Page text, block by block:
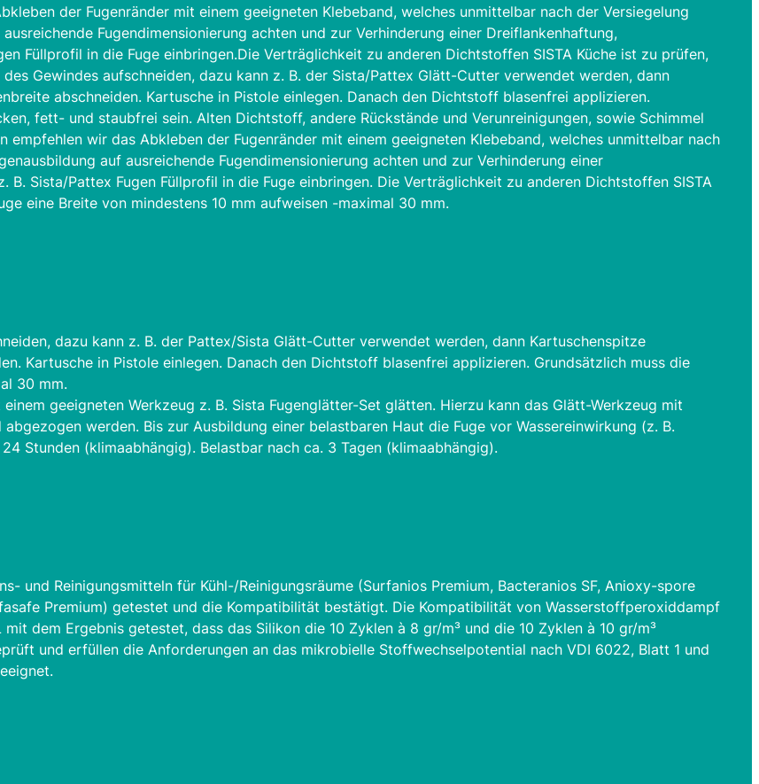
der Fugenränder mit einem geeigneten Klebeband, welches unmittelbar nach der Versiegelung
Fugendimensionierung achten und zur Verhinderung einer Dreiflankenhaftung,
Füllprofil in die Fuge einbringen.Die Verträglichkeit zu anderen Dichtstoffen SISTA Küche ist zu prüfen,
Gewindes aufschneiden, dazu kann z. B. der Sista/Pattex Glätt-Cutter verwendet werden, dann
abschneiden. Kartusche in Pistole einlegen. Danach den Dichtstoff blasenfrei applizieren.
fett- und staubfrei sein. Alten Dichtstoff, andere Rückstände und Verunreinigungen, sowie Schimmel
wir das Abkleben der Fugenränder mit einem geeigneten Klebeband, welches unmittelbar nach
auf ausreichende Fugendimensionierung achten und zur Verhinderung einer
Sista/Pattex Fugen Füllprofil in die Fuge einbringen. Die Verträglichkeit zu anderen Dichtstoffen SISTA
eine Breite von mindestens 10 mm aufweisen -maximal 30 mm.
dazu kann z. B. der Pattex/Sista Glätt-Cutter verwendet werden, dann Kartuschenspitze
Kartusche in Pistole einlegen. Danach den Dichtstoff blasenfrei applizieren. Grundsätzlich muss die
30 mm.
geeigneten Werkzeug z. B. Sista Fugenglätter-Set glätten. Hierzu kann das Glätt-Werkzeug mit
werden. Bis zur Ausbildung einer belastbaren Haut die Fuge vor Wassereinwirkung (z. B.
Stunden (klimaabhängig). Belastbar nach ca. 3 Tagen (klimaabhängig).
und Reinigungsmitteln für Kühl-/Reinigungsräume (Surfanios Premium, Bacteranios SF, Anioxy-spore
Premium) getestet und die Kompatibilität bestätigt. Die Kompatibilität von Wasserstoffperoxiddampf
mit dem Ergebnis getestet, dass das Silikon die 10 Zyklen à 8 gr/m³ und die 10 Zyklen à 10 gr/m³
und erfüllen die Anforderungen an das mikrobielle Stoffwechselpotential nach VDI 6022, Blatt 1 und